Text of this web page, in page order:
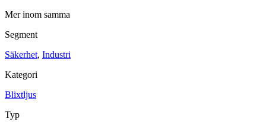
SirenerKombinerade enheter
Ex-klassade
Kombinerade enheter
Larmklockor
Mer inom samma
Segment
Säkerhet, Industri
Kategori
Blixtljus
Typ